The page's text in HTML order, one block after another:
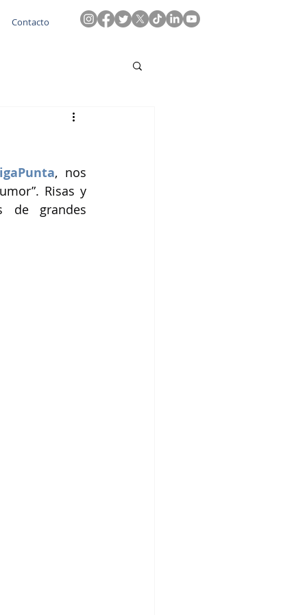
Contacto
, nos
Risas y
de grandes